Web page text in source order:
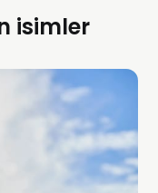
isimler